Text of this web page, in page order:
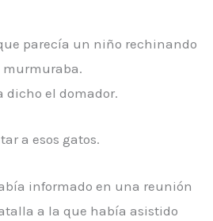
parecía un niño rechinando
murmuraba.
dicho el domador.
a esos gatos.
informado en una reunión
a la que había asistido